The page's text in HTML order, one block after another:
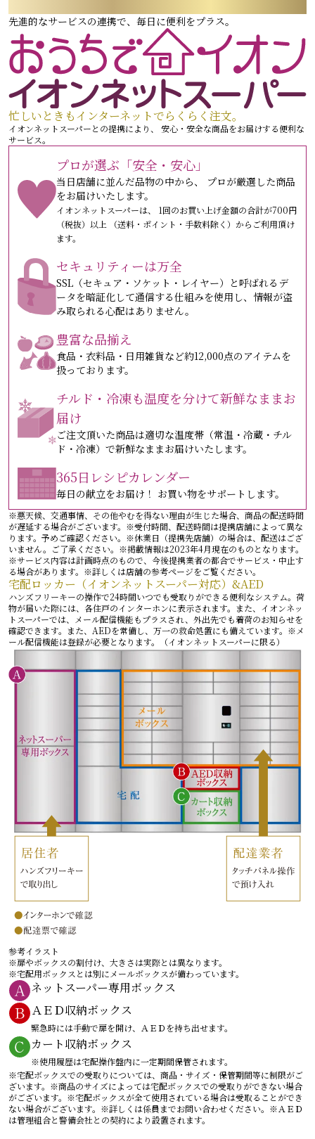
PLAN MODEL ROOM
QUALITY MAP
OUTLINE
資料請求
先進的なサービスの連携で、毎日に便利をプラス。
忙しいときもインターネットでらくらく注文。
イオンネットスーパーとの提携により、 安心・安全な商品をお届けする便利な
サービス。
プロが選ぶ「安全・安心」
当日店舗に並んだ品物の中から、 プロが厳選した商品
をお届けいたします。
イオンネットスーパーは、 1回のお買い上げ金額の合計が700円
（税抜）以上 （送料・ポイント・手数料除く）からご利用頂け
ます。
セキュリティーは万全
SSL（セキュア・ソケット・レイヤー）と呼ばれるデ
ータを暗証化して通信する仕組みを使用し、情報が盗
み取られる心配はありません。
豊富な品揃え
食品・衣料品・日用雑貨など約12,000点のアイテムを
扱っております。
チルド・冷凍も温度を分けて新鮮なままお
届け
ご注文頂いた商品は適切な温度帯（常温・冷蔵・チル
ド・冷凍）で新鮮なままお届けいたします。
365日レシピカレンダー
毎日の献立をお届け！ お買い物をサポートします。
※悪天候、交通事情、その他やむを得ない理由が生じた場合、商品の配送時間
が遅延する場合がございます。※受付時間、配送時間は提携店舗によって異な
ります。予めご確認ください。※休業日（提携先店舗）の場合は、配送はござ
いません。ご了承ください。※掲載情報は2023年4月現在のものとなります。
※サービス内容は計画時点のもので、今後提携業者の都合でサービス・中止す
る場合があります。※詳しくは店舗の参考ページをご覧ください。
宅配ロッカー（イオンネットスーパー対応）&AED
ハンズフリーキーの操作で24時間いつでも受取りができる便利なシステム。荷
物が届いた際には、各住戸のインターホンに表示されます。また、イオンネッ
トスーパーでは、メール配信機能もプラスされ、外出先でも着荷のお知らせを
確認できます。また、AEDを常備し、万一の救命処置にも備えています。 ※メ
ール配信機能は登録が必要となります。（イオンネットスーパーに限る）
参考イラスト
※扉やボックスの割付け、大きさは実際とは異なります。
※宅配用ボックスとは別にメールボックスが備わっています。
ネットスーパー専用ボックス
ＡＥＤ収納ボックス
緊急時には手動で扉を開け、ＡＥＤを持ち出せます。
カート収納ボックス
※使用履歴は宅配操作盤内に一定期間保管されます。
※宅配ボックスでの受取りについては、商品・サイズ・保管期間等に制限がご
ざいます。※商品のサイズによっては宅配ボックスでの受取りができない場合
がございます。※宅配ボックスが全て使用されている場合は受取ることができ
ない場合がございます。※詳しくは係員までお問い合わせください。※ＡＥＤ
は管理組合と警備会社との契約により設置されます。